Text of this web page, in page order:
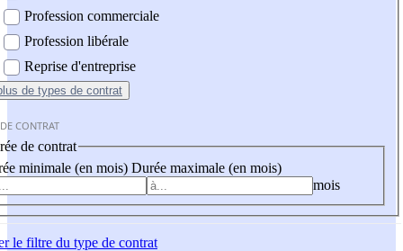
Profession commerciale
Profession libérale
Reprise d'entreprise
de types de contrat
CONTRAT
de contrat
minimale (en mois) Durée maximale (en mois)
mois
le filtre du type de contrat